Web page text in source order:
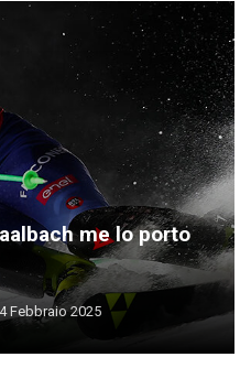
me lo porto
Febbraio 2025